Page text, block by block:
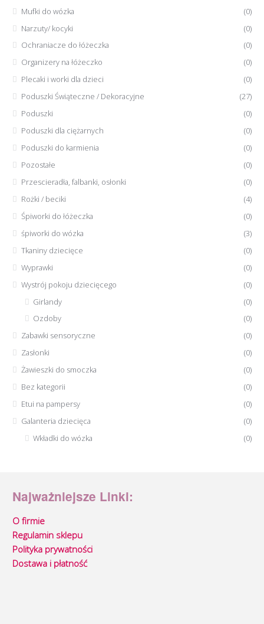
Mufki do wózka
(0)
Narzuty/ kocyki
(0)
Ochraniacze do łóżeczka
(0)
Organizery na łóżeczko
(0)
Plecaki i worki dla dzieci
(0)
Poduszki Świąteczne / Dekoracyjne
(27)
Poduszki
(0)
Poduszki dla ciężarnych
(0)
Poduszki do karmienia
(0)
Pozostałe
(0)
Przescieradła, falbanki, osłonki
(0)
Rożki / beciki
(4)
Śpiworki do łóżeczka
(0)
śpiworki do wózka
(3)
Tkaniny dziecięce
(0)
Wyprawki
(0)
Wystrój pokoju dziecięcego
(0)
Girlandy
(0)
Ozdoby
(0)
Zabawki sensoryczne
(0)
Zasłonki
(0)
Żawieszki do smoczka
(0)
Bez kategorii
(0)
Etui na pampersy
(0)
Galanteria dziecięca
(0)
Wkładki do wózka
(0)
Najważniejsze Linki:
O firmie
Regulamin sklepu
Polityka prywatności
Dostawa i płatność